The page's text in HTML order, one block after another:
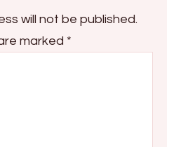
will not be published.
marked *